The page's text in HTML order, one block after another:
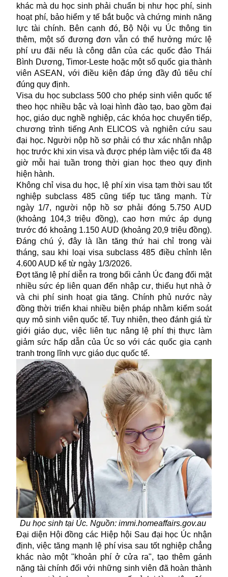
khác mà du học sinh phải chuẩn bị như học phí, sinh
hoạt phí, bảo hiểm y tế bắt buộc và chứng minh năng
lực tài chính. Bên cạnh đó, Bộ Nội vụ Úc thông tin
thêm, một số đương đơn vẫn có thể hưởng mức lệ
phí ưu đãi nếu là công dân của các quốc đảo Thái
Bình Dương, Timor-Leste hoặc một số quốc gia thành
viên ASEAN, với điều kiện đáp ứng đầy đủ tiêu chí
đúng quy định.
Visa du học subclass 500 cho phép sinh viên quốc tế
theo học nhiều bậc và loại hình đào tạo, bao gồm đại
học, giáo dục nghề nghiệp, các khóa học chuyển tiếp,
chương trình tiếng Anh ELICOS và nghiên cứu sau
đại học. Người nộp hồ sơ phải có thư xác nhận nhập
học trước khi xin visa và được phép làm việc tối đa 48
giờ mỗi hai tuần trong thời gian học theo quy định
hiện hành.
Không chỉ visa du học, lệ phí xin visa tạm thời sau tốt
nghiệp subclass 485 cũng tiếp tục tăng mạnh. Từ
ngày 1/7, người nộp hồ sơ phải đóng 5.750 AUD
(khoảng 104,3 triệu đồng), cao hơn mức áp dụng
trước đó khoảng 1.150 AUD (khoảng 20,9 triệu đồng).
Đáng chú ý, đây là lần tăng thứ hai chỉ trong vài
tháng, sau khi loại visa subclass 485 điều chỉnh lên
4.600 AUD kể từ ngày 1/3/2026.
Đợt tăng lệ phí diễn ra trong bối cảnh Úc đang đối mặt
nhiều sức ép liên quan đến nhập cư, thiếu hụt nhà ở
và chi phí sinh hoạt gia tăng. Chính phủ nước này
đồng thời triển khai nhiều biện pháp nhằm kiểm soát
quy mô sinh viên quốc tế. Tuy nhiên, theo đánh giá từ
giới giáo dục, việc liên tục nâng lệ phí thị thực làm
giảm sức hấp dẫn của Úc so với các quốc gia cạnh
tranh trong lĩnh vực giáo dục quốc tế.
Du học sinh tại Úc. Nguồn: immi.homeaffairs.gov.au
Đại diện Hội đồng các Hiệp hội Sau đại học Úc nhận
định, việc tăng mạnh lệ phí visa sau tốt nghiệp chẳng
khác nào một "khoản phí ở cửa ra", tạo thêm gánh
nặng tài chính đối với những sinh viên đã hoàn thành